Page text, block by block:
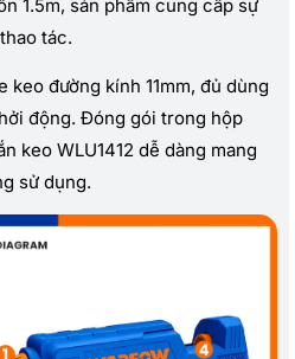
1.5m, sản phẩm cung cấp sự
tác.
keo đường kính 11mm, đủ dùng
động. Đóng gói trong hộp
keo WLU1412 dễ dàng mang
sử dụng.